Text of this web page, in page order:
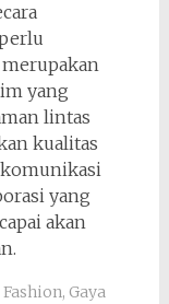
yang
lintas
kualitas
yang
akan
Fashion, Gaya